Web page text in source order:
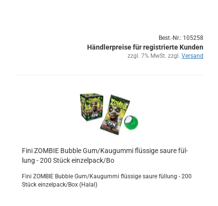
Best.-Nr.: 105258
Händlerpreise für registrierte Kunden
zzgl. 7% MwSt. zzgl. Versand
Fini ZOM­BIE Bub­ble Gum/Kau­gum­mi flüs­si­ge saure fül­
lung - 200 Stück ein­zel­pack/Bo
Fini ZOM­BIE Bub­ble Gum/Kau­gum­mi flüs­si­ge saure fül­lung - 200
Stück ein­zel­pack/Box (Halal)